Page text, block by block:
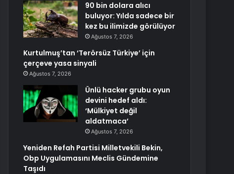
90 bin dolara alıcı
buluyor: Yılda sadece bir
kez bu ilimizde görülüyor
Ağustos 7, 2026
Kurtulmuş’tan ‘Terörsüz Türkiye’ için
çerçeve yasa sinyali
Ağustos 7, 2026
Ünlü hacker grubu oyun
devini hedef aldı:
‘Mülkiyet değil
aldatmaca’
Ağustos 7, 2026
Yeniden Refah Partisi Milletvekili Bekin,
Obp Uygulamasını Meclis Gündemine
Taşıdı